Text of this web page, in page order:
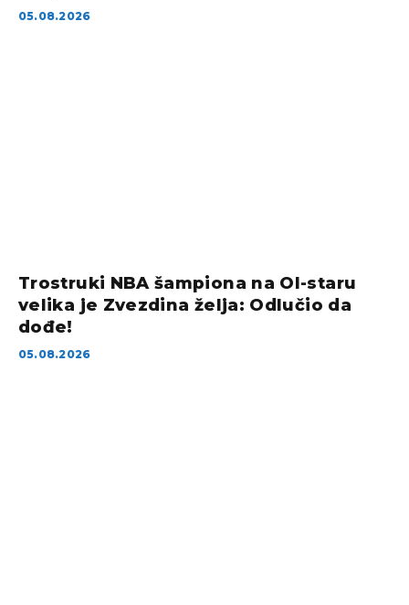
05.08.2026
Trostruki NBA šampiona na Ol-staru
velika je Zvezdina želja: Odlučio da
dođe!
05.08.2026